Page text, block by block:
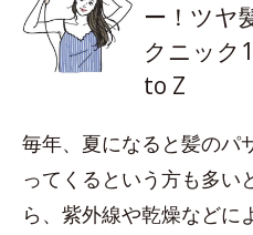
ー！ツヤ
クニック
to Z
毎年、夏になると髪のパ
ってくるという方も多い
ら、紫外線や乾燥などに